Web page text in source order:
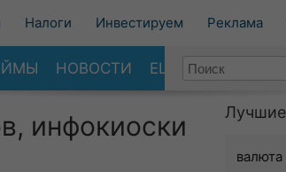
Налоги Инвестируем Реклама
НОВОСТИ ЕЩЕ
инфокиоски
валюта